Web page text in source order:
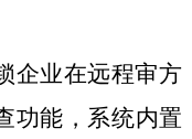
企业在远程审方
功能，系统内置